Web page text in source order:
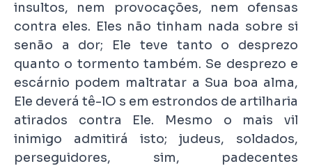
insultos, nem provocações, nem ofensas
contra eles. Eles não tinham nada sobre si
senão a dor; Ele teve tanto o desprezo
quanto o tormento também. Se desprezo e
escárnio podem maltratar a Sua boa alma,
Ele deverá tê-lO s em estrondos de artilharia
atirados contra Ele. Mesmo o mais vil
inimigo admitirá isto; judeus, soldados,
perseguidores, sim, padecentes